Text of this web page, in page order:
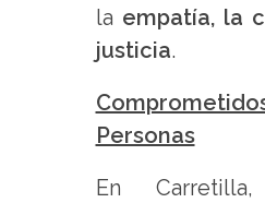
la empatía, la
justicia.
Personas
En